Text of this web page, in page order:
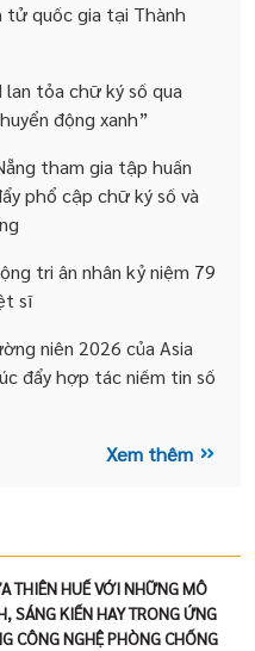
tử quốc gia tại Thành
lan tỏa chữ ký số qua
động xanh”
tham gia tập huấn
phổ cập chữ ký số và
tri ân nhân kỷ niệm 79
sĩ
niên 2026 của Asia
đẩy hợp tác niềm tin số
Xem thêm
THIÊN HUẾ VỚI NHỮNG MÔ
SÁNG KIẾN HAY TRONG ỨNG
CÔNG NGHỆ PHÒNG CHỐNG